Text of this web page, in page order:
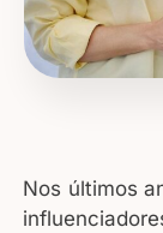
Nos últimos